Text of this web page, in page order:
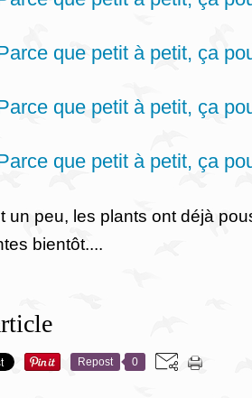
un peu, les plants ont déjà
bientôt....
Repost 0